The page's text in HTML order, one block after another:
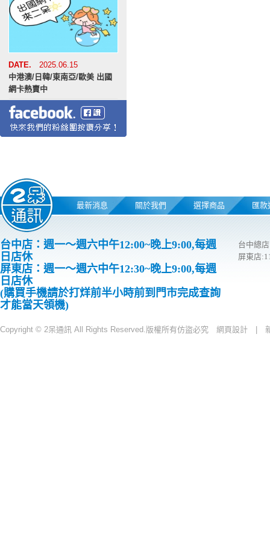
DATE. 2025.06.15
中港澳/日韓/東南亞/歐美 出國
網卡熱賣中
最新消息 關於我們 選擇商品 匯款
台中總
屏東店
台中店：週一～週六中午12:00~晚上9:00,每週
日店休
屏東店：週一～週六中午12:30~晚上9:00,每週
日店休
(購買手機請於打烊前半小時前到門市完成查詢
才能當天領機)
Copyright © 2呆通訊 All Rights Reserved.版權所有仿盜必究 網頁設計 |